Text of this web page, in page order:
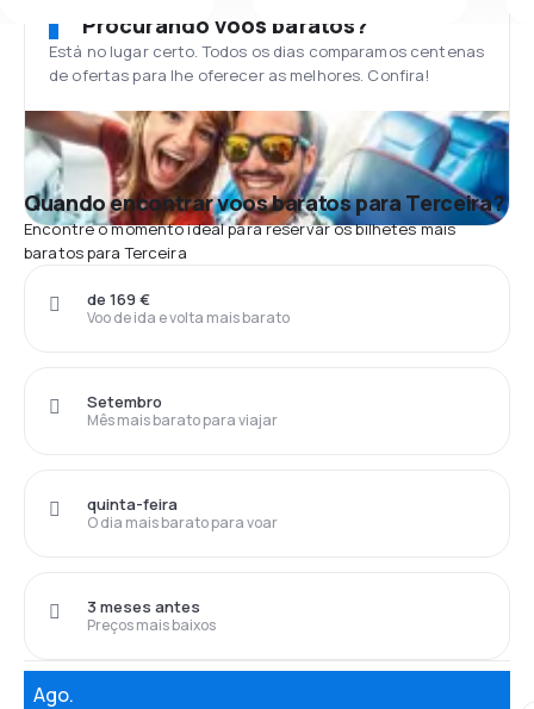
Procurando voos baratos?
Está no lugar certo. Todos os dias comparamos centenas
de ofertas para lhe oferecer as melhores. Confira!
Quando encontrar voos baratos para Terceira?
Encontre o momento ideal para reservar os bilhetes mais
baratos para Terceira
Voo de ida e volta mais barato
de 169 €
Mês mais barato para viajar
Setembro
O dia mais barato para voar
quinta-feira
Preços mais baixos
3 meses antes
Ago.